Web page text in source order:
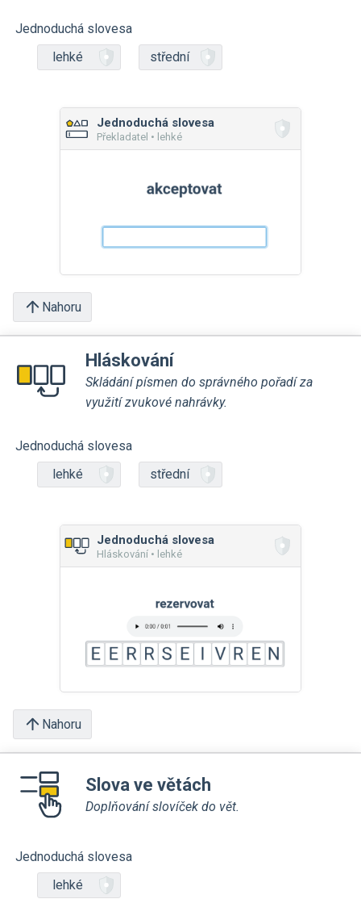
Jednoduchá slovesa
lehké
střední
Jednoduchá slovesa
Překladatel • lehké
Nahoru
Hláskování
Skládání písmen do správného pořadí za
využití zvukové nahrávky.
Jednoduchá slovesa
lehké
střední
Jednoduchá slovesa
Hláskování • lehké
Nahoru
Slova ve větách
Doplňování slovíček do vět.
Jednoduchá slovesa
lehké